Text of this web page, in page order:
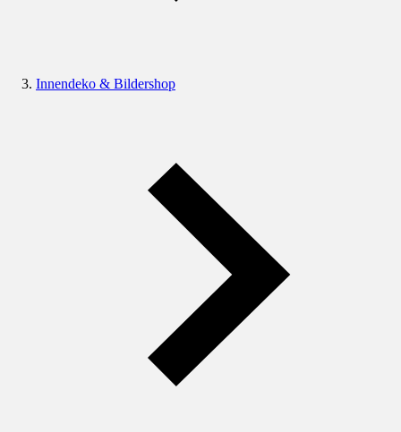
Innendeko & Bildershop